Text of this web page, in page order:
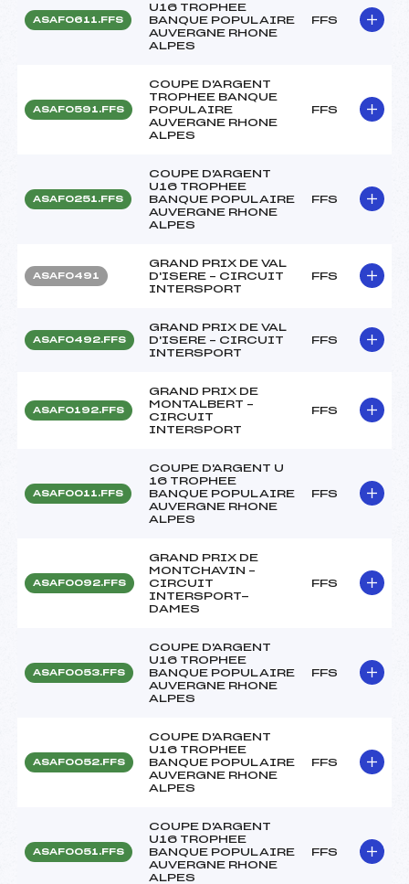
ASAF0611.FFS
U16 TROPHEE
BANQUE POPULAIRE
AUVERGNE RHONE
ALPES
FFS
ASAF0591.FFS
COUPE D'ARGENT
TROPHEE BANQUE
POPULAIRE
AUVERGNE RHONE
ALPES
FFS
ASAF0251.FFS
COUPE D'ARGENT
U16 TROPHEE
BANQUE POPULAIRE
AUVERGNE RHONE
ALPES
FFS
ASAF0491
GRAND PRIX DE VAL
D'ISERE – CIRCUIT
INTERSPORT
FFS
ASAF0492.FFS
GRAND PRIX DE VAL
D'ISERE – CIRCUIT
INTERSPORT
FFS
ASAF0192.FFS
GRAND PRIX DE
MONTALBERT –
CIRCUIT
INTERSPORT
FFS
ASAF0011.FFS
COUPE D'ARGENT U
16 TROPHEE
BANQUE POPULAIRE
AUVERGNE RHONE
ALPES
FFS
ASAF0092.FFS
GRAND PRIX DE
MONTCHAVIN –
CIRCUIT
INTERSPORT-
DAMES
FFS
ASAF0053.FFS
COUPE D'ARGENT
U16 TROPHEE
BANQUE POPULAIRE
AUVERGNE RHONE
ALPES
FFS
ASAF0052.FFS
COUPE D'ARGENT
U16 TROPHEE
BANQUE POPULAIRE
AUVERGNE RHONE
ALPES
FFS
ASAF0051.FFS
COUPE D'ARGENT
U16 TROPHEE
BANQUE POPULAIRE
AUVERGNE RHONE
ALPES
FFS